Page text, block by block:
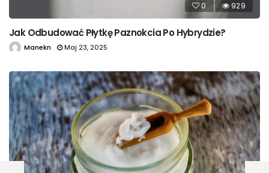
0 929
Jak Odbudować Płytkę Paznokcia Po Hybrydzie?
Manekn Maj 23, 2025